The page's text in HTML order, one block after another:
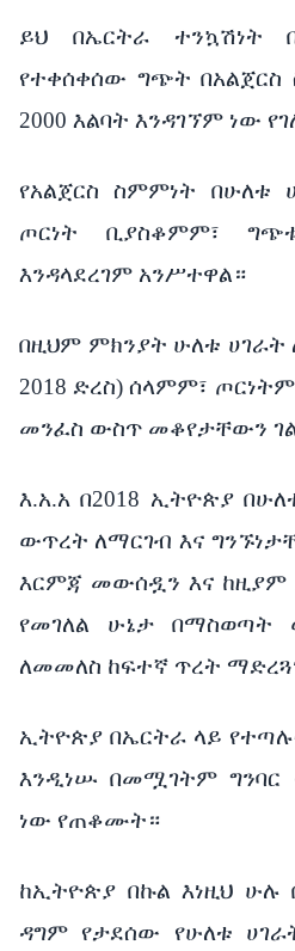
ይህ በኤርትራ ተንኳሽነት
የተቀሰቀሰው ግጭት
2000 እልባት እንዳገኘም ነው
የአልጀርስ ስምምነት በሁለቱ
ጦርነት ቢያስቆምም፣
እንዳላደረገም አንሥተዋል።
በዚህም ምክንያት ሁለቱ ሀገራት
2018 ድረስ) ሰላምም፣
መንፈስ ውስጥ መቆየታቸውን
እ.አ.አ በ2018 ኢትዮጵያ
ውጥረት ለማርገብ እና
እርምጃ መውሰዷን እና ከዚያም
የመገለል ሁኔታ
ለመመለስ ከፍተኛ ጥረት
ኢትዮጵያ በኤርትራ ላይ
እንዲነሡ በመሟገትም
ነው የጠቆሙት።
ከኢትዮጵያ በኩል እነዚህ ሁሉ
ዳግም የታደሰው የሁለቱ